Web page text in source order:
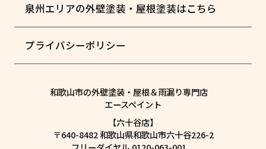
泉州エリアの外壁塗装・屋根塗装はこちら
プライバシーポリシー
和歌山市の外壁塗装・屋根＆雨漏り専門店
エースペイント
【六十谷店】
〒640-8482 和歌山県和歌山市六十谷226-2